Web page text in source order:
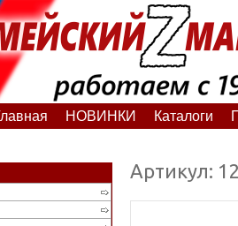
НОВИНКИ Каталоги
Артикул: